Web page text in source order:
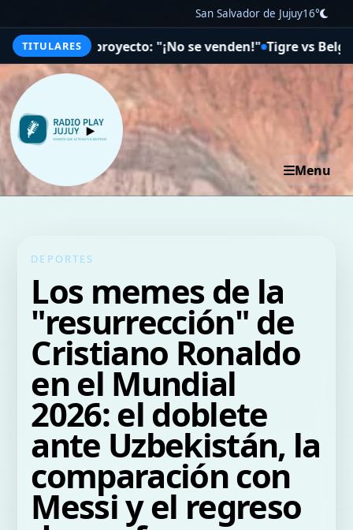
San Salvador de Jujuy16°
TITULARES
proyecto: "¡No se venden!" Tigre vs Belgrano por el
Menu
DEPORTES
Los memes de la
"resurrección" de
Cristiano Ronaldo
en el Mundial
2026: el doblete
ante Uzbekistán, la
comparación con
Messi y el regreso